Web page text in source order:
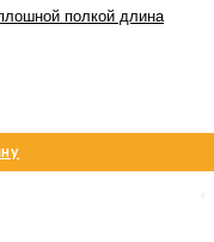
полкой длина